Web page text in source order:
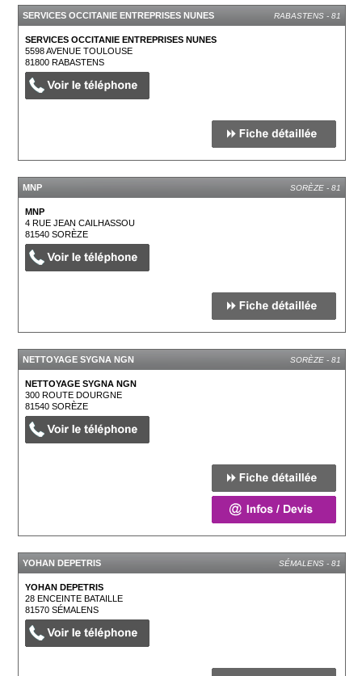
SERVICES OCCITANIE ENTREPRISES NUNES RABASTENS - 81
SERVICES OCCITANIE ENTREPRISES NUNES
5598 AVENUE TOULOUSE
81800RABASTENS
MNP SORÈZE - 81
MNP
4 RUE JEAN CAILHASSOU
81540SORÈZE
NETTOYAGE SYGNA NGN SORÈZE - 81
NETTOYAGE SYGNA NGN
300 ROUTE DOURGNE
81540SORÈZE
YOHAN DEPETRIS SÉMALENS - 81
YOHAN DEPETRIS
28 ENCEINTE BATAILLE
81570SÉMALENS